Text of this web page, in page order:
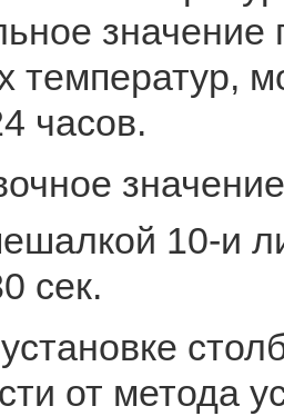
значение
температур,
часов.
10-и
сек.
от метода